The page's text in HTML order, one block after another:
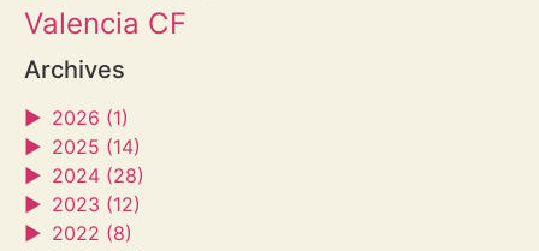
Valencia CF
Archives
► 2026 (1)
► 2025 (14)
► 2024 (28)
► 2023 (12)
► 2022 (8)